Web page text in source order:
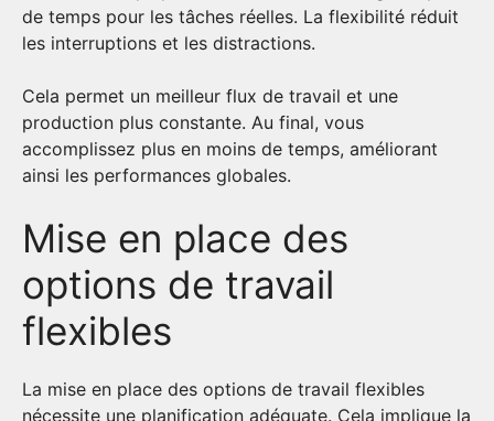
de temps pour les tâches réelles. La flexibilité réduit
les interruptions et les distractions.
Cela permet un meilleur flux de travail et une
production plus constante. Au final, vous
accomplissez plus en moins de temps, améliorant
ainsi les performances globales.
Mise en place des
options de travail
flexibles
La mise en place des options de travail flexibles
nécessite une planification adéquate. Cela implique la